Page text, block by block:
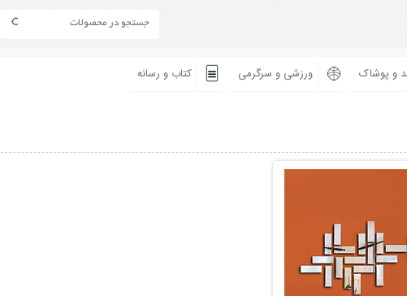
و پوشاک ورزشی و سرگرمی کتاب و رسانه